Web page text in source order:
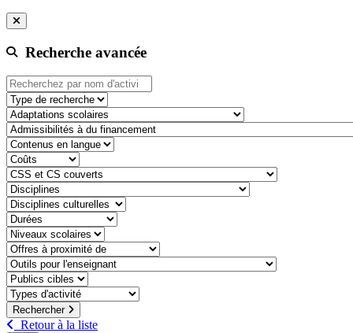
Recherche avancée
Type de recherche
adaptation-scolaire
admissibilite-a-du-financement
contenu-en-langue
cout
css-et-cs-couvert
discipline
discipline-culturelle
duree
niveaux-scolaires
offre-a-proximite-de
outil-pour-lenseignant
public-cible
type-dactivite
Rechercher
Retour à la liste